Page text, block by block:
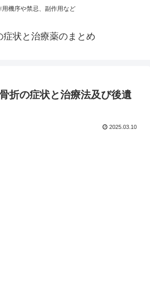
用機序や禁忌、副作用など
症状と治療薬のまとめ
折の症状と治療法及び後遺
2025.03.10